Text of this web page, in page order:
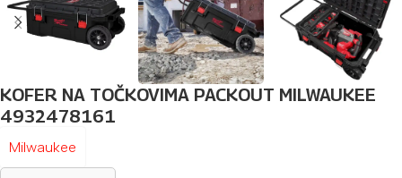
KOFER NA TOČKOVIMA PACKOUT MILWAUKEE
4932478161
Milwaukee